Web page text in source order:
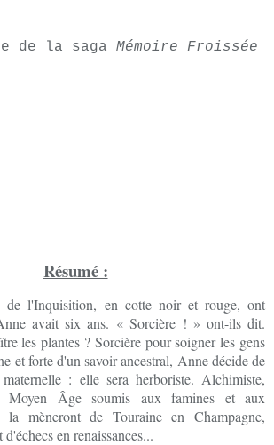
de la saga Mémoire Froissée
Résumé :
de l'Inquisition, en cotte noir et rouge, ont
avait six ans. « Sorcière ! » ont-ils dit.
les plantes ? Sorcière pour soigner les gens
et forte d'un savoir ancestral, Anne décide de
: elle sera herboriste. Alchimiste,
Moyen Âge soumis aux famines et aux
la mèneront de Touraine en Champagne,
en renaissances...